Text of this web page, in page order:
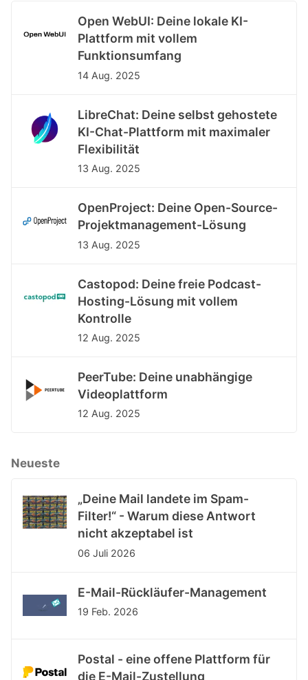
Open WebUI: Deine lokale KI-
Plattform mit vollem
Funktionsumfang
14 Aug. 2025
LibreChat: Deine selbst gehostete
KI-Chat-Plattform mit maximaler
Flexibilität
13 Aug. 2025
OpenProject: Deine Open-Source-
Projektmanagement-Lösung
13 Aug. 2025
Castopod: Deine freie Podcast-
Hosting-Lösung mit vollem
Kontrolle
12 Aug. 2025
PeerTube: Deine unabhängige
Videoplattform
12 Aug. 2025
Neueste
„Deine Mail landete im Spam-
Filter!“ - Warum diese Antwort
nicht akzeptabel ist
06 Juli 2026
E-Mail-Rückläufer-Management
19 Feb. 2026
Postal - eine offene Plattform für
die E-Mail-Zustellung